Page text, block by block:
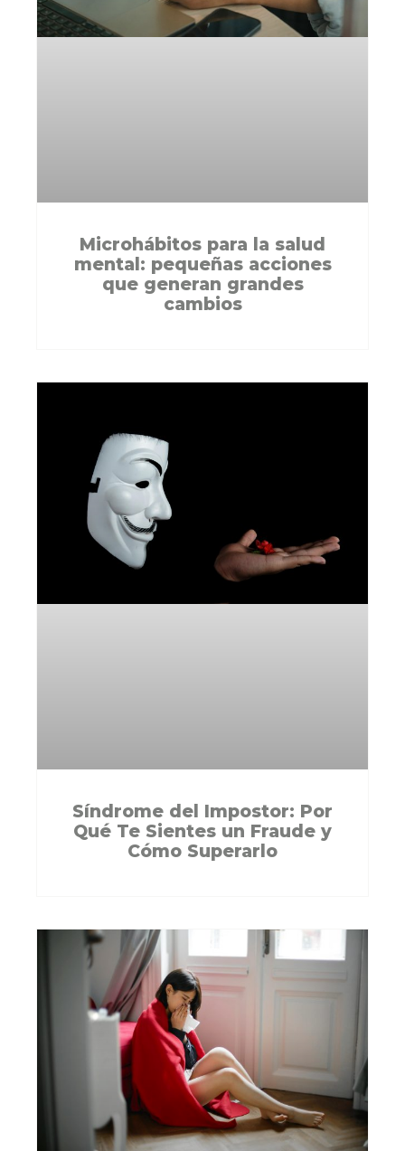
Microhábitos para la salud
mental: pequeñas acciones
que generan grandes
cambios
Síndrome del Impostor: Por
Qué Te Sientes un Fraude y
Cómo Superarlo